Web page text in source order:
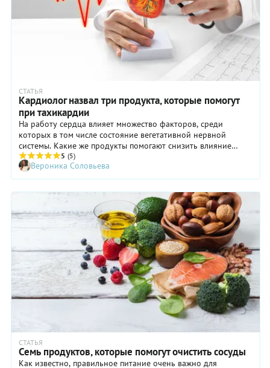
СТАТЬЯ
Кардиолог назвал три продукта, которые помогут
при тахикардии
На работу сердца влияет множество факторов, среди
которых в том числе состояние вегетативной нервной
системы. Какие же продукты помогают снизить влияние
стресса на нее и, как следствие, на сердце?
5 (5)
Вероника Соловьева
СТАТЬЯ
Семь продуктов, которые помогут очистить сосуды
Как известно, правильное питание очень важно для